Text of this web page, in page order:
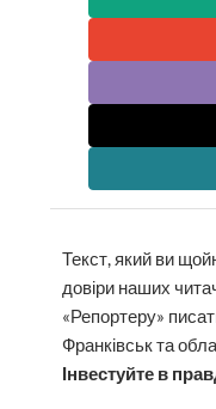
Текст, який ви
довіри наших
«Репортеру»
Франківськ та
Інвестуйте в